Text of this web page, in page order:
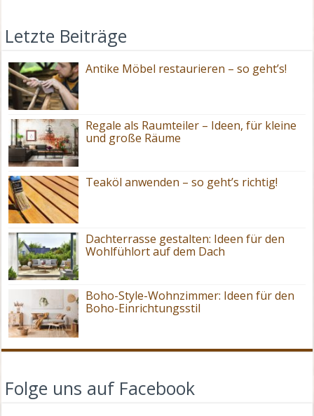
Letzte Beiträge
Antike Möbel restaurieren – so geht’s!
Regale als Raumteiler – Ideen, für kleine
und große Räume
Teaköl anwenden – so geht’s richtig!
Dachterrasse gestalten: Ideen für den
Wohlfühlort auf dem Dach
Boho-Style-Wohnzimmer: Ideen für den
Boho-Einrichtungsstil
Folge uns auf Facebook